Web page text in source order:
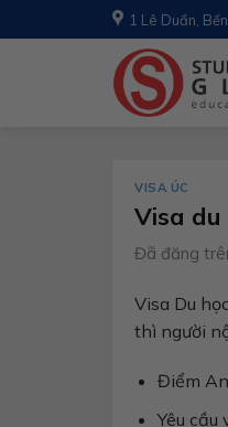
đến
1 Lê Duẩn,
VISA ÚC
Visa du
Đã đăng
Visa Du
thì người
Điểm
Yêu cầu